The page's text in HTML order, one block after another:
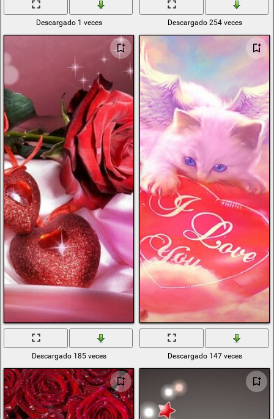
Descargado 1 veces Descargado 254 veces
Descargado 185 veces Descargado 147 veces